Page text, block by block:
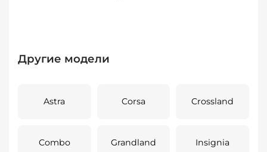
Другие модели
Astra Corsa Crossland
Combo Grandland Insignia